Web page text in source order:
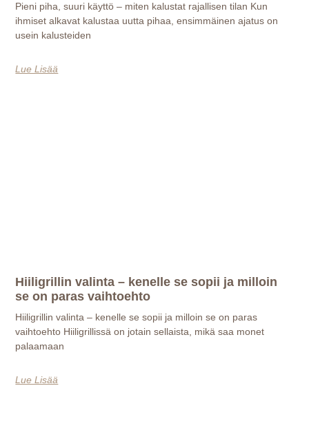
Pieni piha, suuri käyttö – miten kalustat rajallisen tilan Kun
ihmiset alkavat kalustaa uutta pihaa, ensimmäinen ajatus on
usein kalusteiden
Lue Lisää
Hiiligrillin valinta – kenelle se sopii ja milloin
se on paras vaihtoehto
Hiiligrillin valinta – kenelle se sopii ja milloin se on paras
vaihtoehto Hiiligrillissä on jotain sellaista, mikä saa monet
palaamaan
Lue Lisää